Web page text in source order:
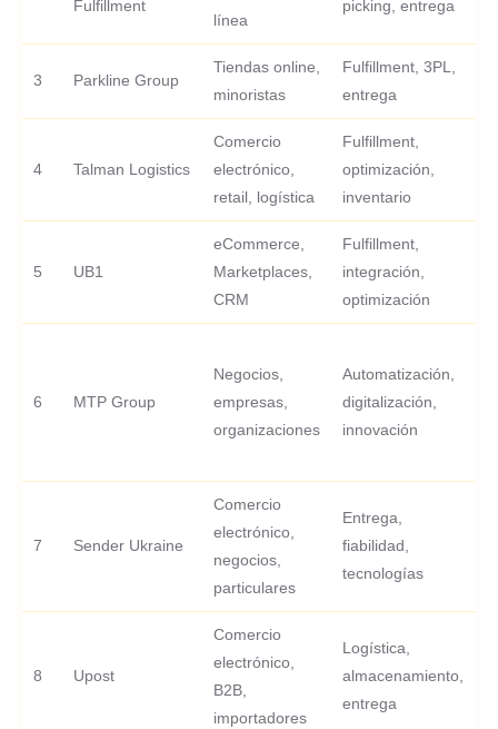
Fulfillment
línea
picking, entrega
3 Parkline Group
Tiendas online,
minoristas
Fulfillment, 3PL,
entrega
4 Talman Logistics
Comercio
electrónico,
retail, logística
Fulfillment,
optimización,
inventario
5 UB1
eCommerce,
Marketplaces,
CRM
Fulfillment,
integración,
optimización
6 MTP Group
Negocios,
empresas,
organizaciones
Automatización,
digitalización,
innovación
7 Sender Ukraine
Comercio
electrónico,
negocios,
particulares
Entrega,
fiabilidad,
tecnologías
8 Upost
Comercio
electrónico,
B2B,
importadores
Logística,
almacenamiento,
entrega